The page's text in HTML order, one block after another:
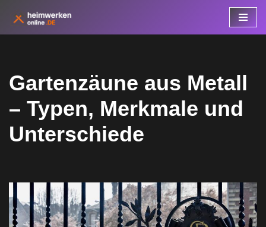
Gartenzäune aus Metall
– Typen, Merkmale und
Unterschiede